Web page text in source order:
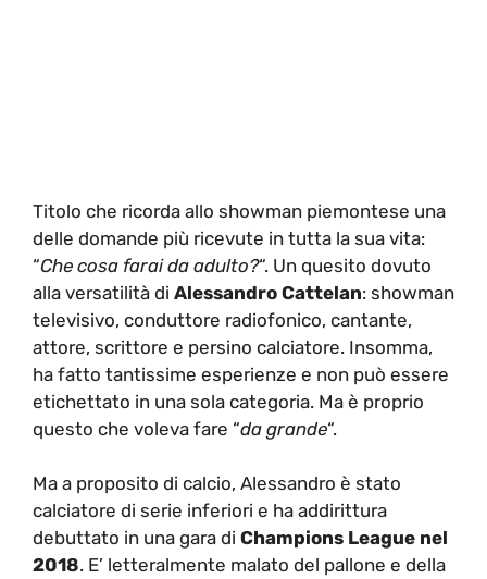
Titolo che ricorda allo showman piemontese una
delle domande più ricevute in tutta la sua vita:
“Che cosa farai da adulto?“. Un quesito dovuto
alla versatilità di Alessandro Cattelan: showman
televisivo, conduttore radiofonico, cantante,
attore, scrittore e persino calciatore. Insomma,
ha fatto tantissime esperienze e non può essere
etichettato in una sola categoria. Ma è proprio
questo che voleva fare “da grande“.
Ma a proposito di calcio, Alessandro è stato
calciatore di serie inferiori e ha addirittura
debuttato in una gara di Champions League nel
2018. E’ letteralmente malato del pallone e della